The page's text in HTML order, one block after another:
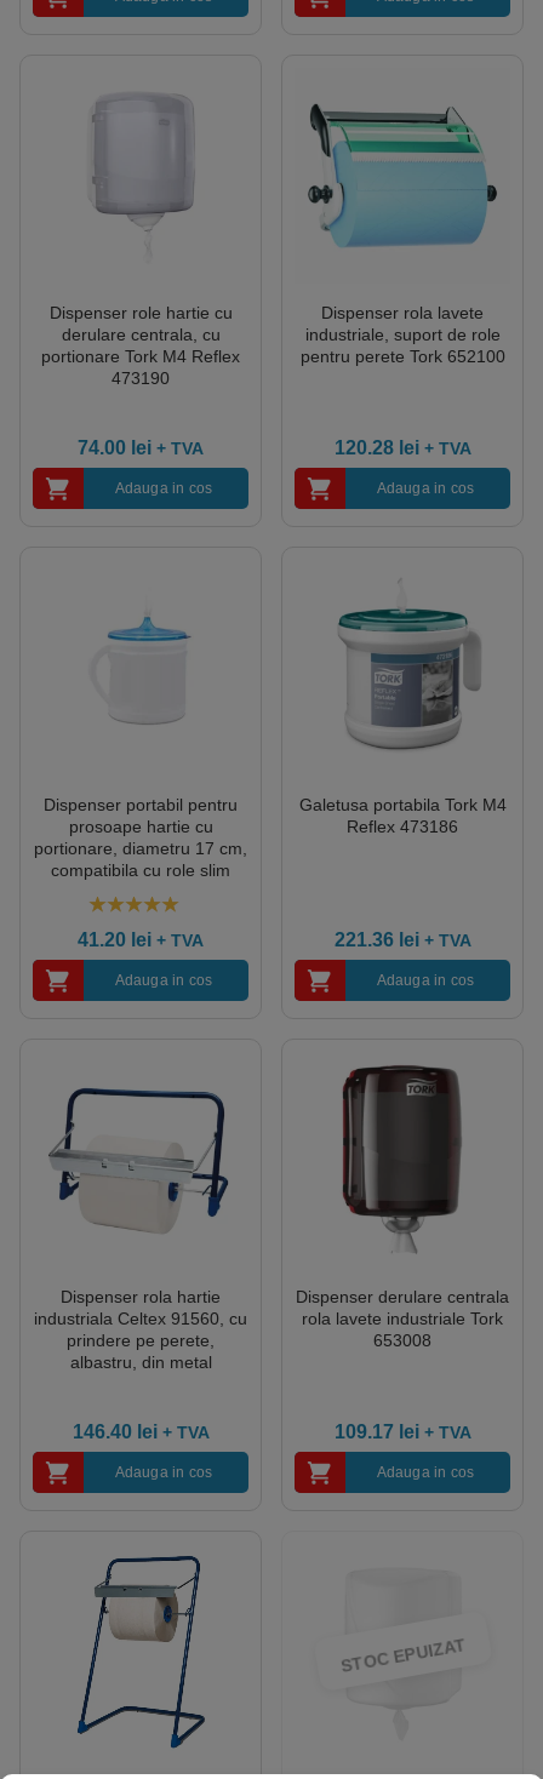
Dispenser role hartie cu
derulare centrala, cu
portionare Tork M4 Reflex
473190
74.00 lei + TVA
Adauga in cos
Dispenser rola lavete
industriale, suport de role
pentru perete Tork 652100
120.28 lei + TVA
Adauga in cos
Dispenser portabil pentru
prosoape hartie cu
portionare, diametru 17 cm,
compatibila cu role slim
41.20 lei + TVA
Adauga in cos
Galetusa portabila Tork M4
Reflex 473186
221.36 lei + TVA
Adauga in cos
Dispenser rola hartie
industriala Celtex 91560, cu
prindere pe perete,
albastru, din metal
146.40 lei + TVA
Adauga in cos
Dispenser derulare centrala
rola lavete industriale Tork
653008
109.17 lei + TVA
Adauga in cos
STOC EPUIZAT